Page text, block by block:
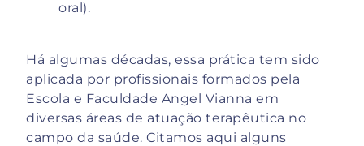
oral).
Há algumas décadas, essa prática tem sido
aplicada por profissionais formados pela
Escola e Faculdade Angel Vianna em
diversas áreas de atuação terapêutica no
campo da saúde. Citamos aqui alguns